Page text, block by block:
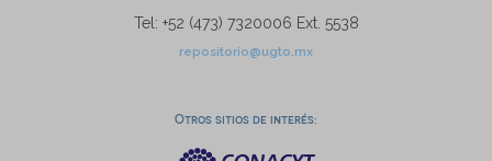
Tel: +52 (473) 7320006 Ext. 5538
repositorio@ugto.mx
Otros sitios de interés: